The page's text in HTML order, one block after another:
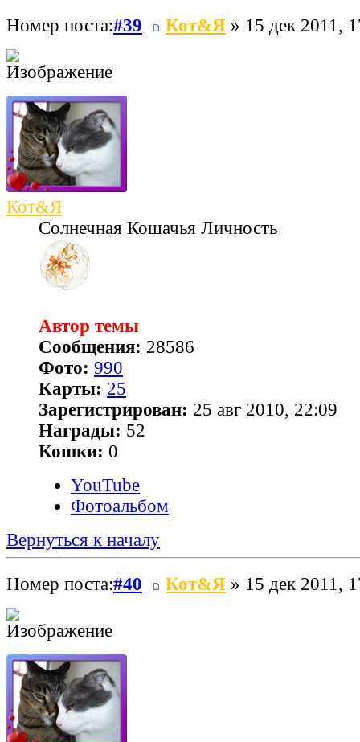
Номер поста:#39 Кот&Я » 15 дек 2011,
Кот&Я
Солнечная Кошачья Личность
Автор темы
Сообщения: 28586
Фото: 990
Карты: 25
Зарегистрирован: 25 авг 2010, 22:09
Награды: 52
Кошки: 0
YouTube
Фотоальбом
Вернуться к началу
Номер поста:#40 Кот&Я » 15 дек 2011,